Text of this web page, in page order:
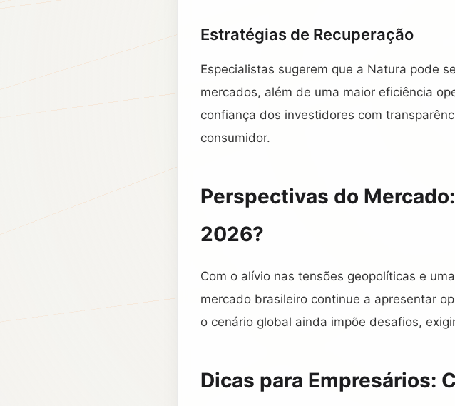
Estratégias de Recuperação
Especialistas sugerem que a Natura pode
mercados, além de uma maior eficiência
confiança dos investidores com
consumidor.
Perspectivas do
2026?
Com o alívio nas tensões geopolíticas e
mercado brasileiro continue a apresentar
o cenário global ainda impõe desafios,
Dicas para Empresários: